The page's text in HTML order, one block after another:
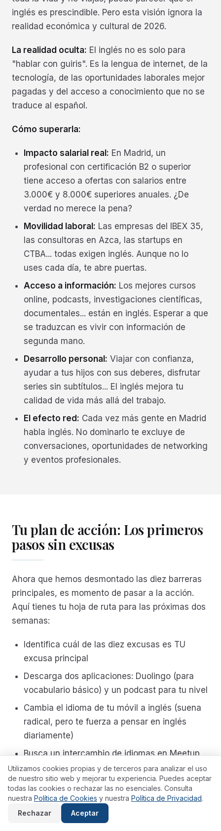
inglés es prescindible. Pero esta visión ignora la
realidad económica y cultural de 2026.
La realidad oculta: El inglés no es solo para
"hablar con guiris". Es la lengua de internet, de la
tecnología, de las oportunidades laborales mejor
pagadas y del acceso a conocimiento que no se
traduce al español.
Cómo superarla:
Impacto salarial real: En Madrid, un
profesional con certificación B2 o superior
tiene acceso a ofertas con salarios entre
3.000€ y 8.000€ superiores anuales. ¿De
verdad no merece la pena?
Movilidad laboral: Las empresas del IBEX 35,
las consultoras en Azca, las startups en
CTBA... todas exigen inglés. Aunque no lo
uses cada día, te abre puertas.
Acceso a información: Los mejores cursos
online, podcasts, investigaciones científicas,
documentales... están en inglés. Esperar a que
se traduzcan es vivir con información de
segunda mano.
Desarrollo personal: Viajar con confianza,
ayudar a tus hijos con sus deberes, disfrutar
series sin subtítulos... El inglés mejora tu
calidad de vida más allá del trabajo.
El efecto red: Cada vez más gente en Madrid
habla inglés. No dominarlo te excluye de
conversaciones, oportunidades de networking
y eventos profesionales.
Tu plan de acción: Los primeros
pasos sin excusas
Ahora que hemos desmontado las diez barreras
principales, es momento de pasar a la acción.
Aquí tienes tu hoja de ruta para las próximas dos
semanas:
Identifica cuál de las diez excusas es TU
excusa principal
Descarga dos aplicaciones: Duolingo (para
vocabulario básico) y un podcast para tu nivel
Cambia el idioma de tu móvil a inglés (suena
radical, pero te fuerza a pensar en inglés
diariamente)
Busca un intercambio de idiomas en Meetup
para el próximo fin de semana
Dedica 15 minutos cada mañana a práctica
activa (escribir, hablar en voz alta, no solo
escuchar pasivamente)
Utilizamos cookies propias y de terceros para analizar el uso
de nuestro sitio web y mejorar tu experiencia. Puedes aceptar
todas las cookies o rechazar las no esenciales. Consulta
nuestra Política de Cookies y nuestra Política de Privacidad.
Rechazar
Aceptar